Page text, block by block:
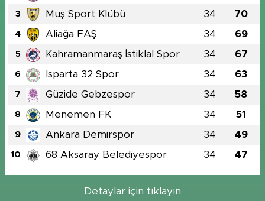
3 Muş Sport Klübü 34 70
4 Aliağa FAŞ 34 69
5 Kahramanmaraş İstiklal Spor 34 67
6 Isparta 32 Spor 34 63
7 Güzide Gebzespor 34 58
8 Menemen FK 34 51
9 Ankara Demirspor 34 49
10 68 Aksaray Belediyespor 34 47
Detaylar için tıklayın